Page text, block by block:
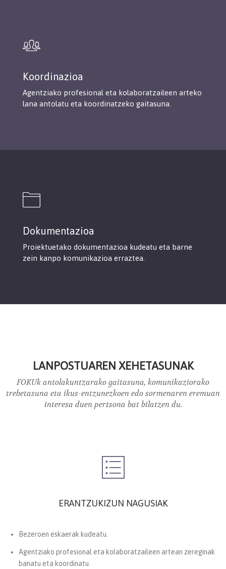
Koordinazioa
Agentziako profesional eta kolaboratzaileen arteko
lana antolatu eta koordinatzeko gaitasuna.
Dokumentazioa
Proiektuetako dokumentazioa kudeatu eta barne
zein kanpo komunikazioa erraztea.
LANPOSTUAREN XEHETASUNAK
FOKUk antolakuntzarako gaitasuna, komunikaziorako
trebetasuna eta ikus-entzunezkoen edo sormenaren eremuan
interesa duen pertsona bat bilatzen du.
ERANTZUKIZUN NAGUSIAK
Bezeroen eskaerak kudeatu.
Agentziako profesional eta kolaboratzaileen artean zereginak
banatu eta koordinatu.